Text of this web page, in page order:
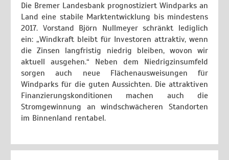
Die Bremer Landesbank prognostiziert Windparks an
Land eine stabile Marktentwicklung bis mindestens
2017. Vorstand Björn Nullmeyer schränkt lediglich
ein: „Windkraft bleibt für Investoren attraktiv, wenn
die Zinsen langfristig niedrig bleiben, wovon wir
aktuell ausgehen.“ Neben dem Niedrigzinsumfeld
sorgen auch neue Flächenausweisungen für
Windparks für die guten Aussichten. Die attraktiven
Finanzierungskonditionen machen auch die
Stromgewinnung an windschwächeren Standorten
im Binnenland rentabel.